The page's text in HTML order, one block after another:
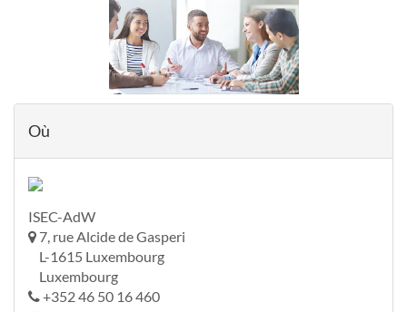
Où
ISEC-AdW
7, rue Alcide de Gasperi
L-1615 Luxembourg
Luxembourg
+352 46 50 16 460